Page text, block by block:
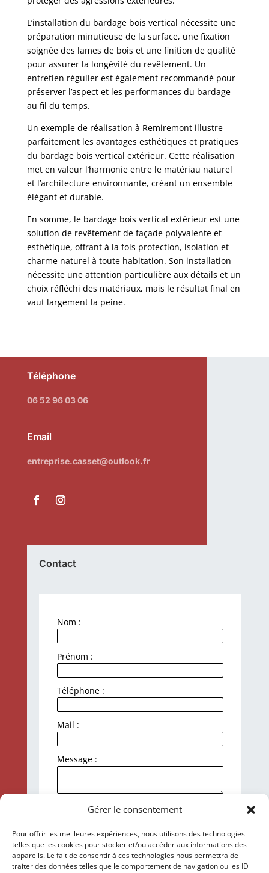
Gérer le consentement
Pour offrir les meilleures expériences, nous utilisons des technologies
telles que les cookies pour stocker et/ou accéder aux informations des
appareils. Le fait de consentir à ces technologies nous permettra de
traiter des données telles que le comportement de navigation ou les ID
L’installation du bardage bois vertical nécessite une
préparation minutieuse de la surface, une fixation
soignée des lames de bois et une finition de qualité
pour assurer la longévité du revêtement. Un
entretien régulier est également recommandé pour
préserver l’aspect et les performances du bardage
au fil du temps.
Un exemple de réalisation à Remiremont illustre
parfaitement les avantages esthétiques et pratiques
du bardage bois vertical extérieur. Cette réalisation
met en valeur l’harmonie entre le matériau naturel
et l’architecture environnante, créant un ensemble
élégant et durable.
En somme, le bardage bois vertical extérieur est une
solution de revêtement de façade polyvalente et
esthétique, offrant à la fois protection, isolation et
charme naturel à toute habitation. Son installation
nécessite une attention particulière aux détails et un
choix réfléchi des matériaux, mais le résultat final en
vaut largement la peine.
Téléphone
06 52 96 03 06
Email
entreprise.casset@outlook.fr
Contact
Nom :
Prénom :
Téléphone :
Mail :
Message :
J'accepte la politique de
données personnelles.
Envoyer